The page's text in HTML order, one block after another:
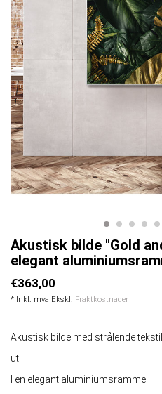
Akustisk bilde "Gold
elegant
€363,00
* Inkl. mva Ekskl. Fraktkostnader
Akustisk bilde med strålende
ut
I en elegant aluminiumsramme